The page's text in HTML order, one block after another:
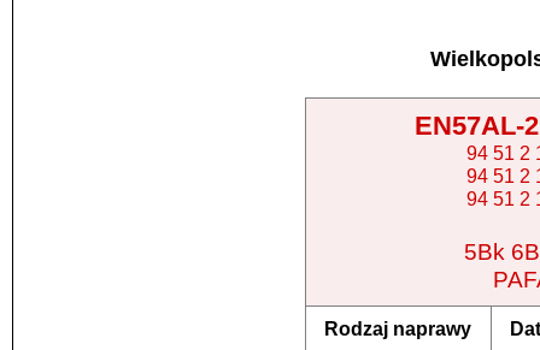
EN57AL-
94 51
94 51
94 51
5Bk
Rodzaj naprawy